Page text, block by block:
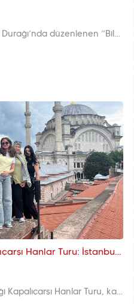
Kaşıkçı Mustafa Efendi Çocuk Durağı’nda düzenlenen “Bileklik Tasarımı” etkinliğinde çocuklarımız hayal güçlerini kullanarak özgün tasarımlar ortaya koydu. Etkinlik, üretmenin, paylaşmanın ve el emeğinin değerini çocuklarımıza erken yaşta kazandırmayı amaçladı.
Fatih Belediyesi'nden Kapalıçarşı Hanlar Turu: İstanbul'un Saklı Köşelerinde Tarihî Yolculuk
Fatih Belediyesi'nin düzenlediği Kapalıçarşı Hanlar Turu, katılımcılara rehber eşliğinde Kapalıçarşı'nın tarihî hanlarını ve dükkanlarını keşfetme fırsatı sunuyor.